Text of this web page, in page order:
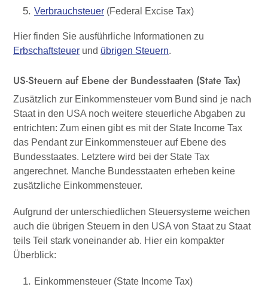
Verbrauchsteuer (Federal Excise Tax)
Hier finden Sie ausführliche Informationen zu
Erbschaftsteuer und übrigen Steuern.
US-Steuern auf Ebene der Bundesstaaten (State Tax)
Zusätzlich zur Einkommensteuer vom Bund sind je nach
Staat in den USA noch weitere steuerliche Abgaben zu
entrichten: Zum einen gibt es mit der State Income Tax
das Pendant zur Einkommensteuer auf Ebene des
Bundesstaates. Letztere wird bei der State Tax
angerechnet. Manche Bundesstaaten erheben keine
zusätzliche Einkommensteuer.
Aufgrund der unterschiedlichen Steuersysteme weichen
auch die übrigen Steuern in den USA von Staat zu Staat
teils Teil stark voneinander ab. Hier ein kompakter
Überblick:
Einkommensteuer (State Income Tax)